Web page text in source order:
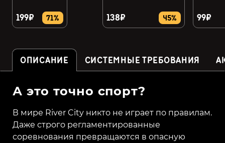
199₽ 71% 138₽ 45% 99₽
ОПИСАНИЕ СИСТЕМНЫЕ ТРЕБОВАНИЯ
А это точно спорт?
В мире River City никто не играет по правилам.
Даже строго регламентированные
соревнования превращаются в опасную